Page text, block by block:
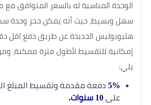
الوحدة المناسبة له بالسعر المتوافق مع
سهل وبسيط، حيث أنه يمكن حجز وحدة
هليوبوليس الجديدة عن طريق دفع اقل
إمكانية للتقسيط لأطول فترة ممكنة،
يلي:
5% دفعة مقدمة وتقسيط المبلغ
على 10 سنوات.